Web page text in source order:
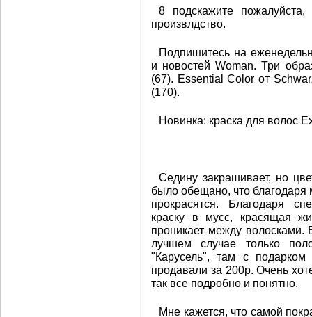
8 подскажите
произвлдство.
Подпишитесь на
и новостей Woman. Три
(67). Essential Color от
(170).
Новинка: краска для волос
Седину закрашивает, но
было обещано, что благодаря
прокрасятся. Благодаря
краску в мусс, красящая
проникает между волосками.
лучшем случае только
"Карусель", там с
продавали за 200р. Очень
так все подробно и понятно.
Мне кажется, что самой